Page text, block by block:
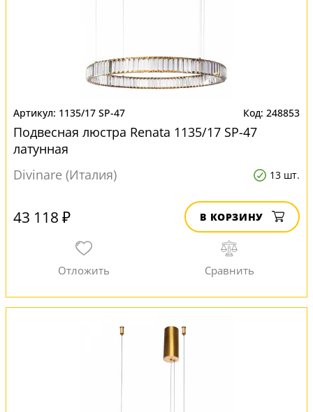
1135/17 SP-47 248853
Подвесная люстра Renata 1135/17 SP-47
латунная
Divinare (Италия)
13 шт.
43 118 ₽ В КОРЗИНУ